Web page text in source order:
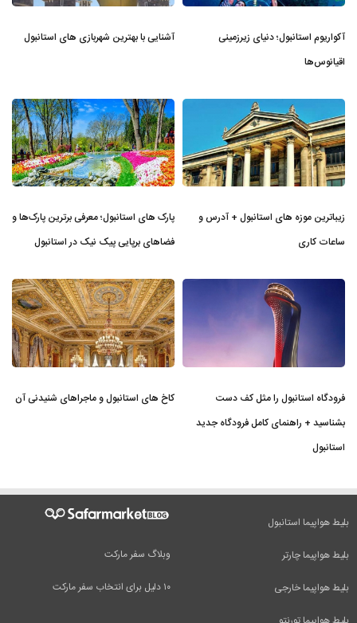
آکواریوم استانبول؛ دنیای زیرزمینی
اقیانوس‌ها
آشنایی با بهترین شهربازی های استانبول
زیباترین موزه‌ های استانبول + آدرس و
ساعات کاری
پارک های استانبول؛ معرفی برترین پارک‌ها و
فضاهای برپایی پیک نیک در استانبول
فرودگاه استانبول را مثل کف دست
بشناسید + راهنمای کامل فرودگاه جدید
استانبول
کاخ های استانبول و ماجراهای شنیدنی آن
وبلاگ سفر مارکت
۱۰ دلیل برای انتخاب سفر مارکت
بلیط هواپیما استانبول
بلیط هواپیما چارتر
بلیط هواپیما خارجی